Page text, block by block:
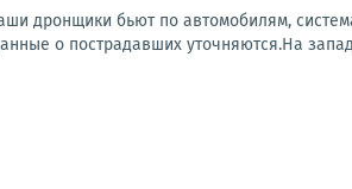
дронщики бьют по автомобилям,
о пострадавших уточняются.На